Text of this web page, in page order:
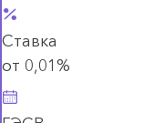
Ставка
от 0,01%